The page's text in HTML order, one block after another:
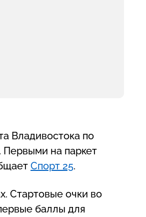
Владивостока по
Первыми на паркет
Спорт 25.
Стартовые очки во
баллы для